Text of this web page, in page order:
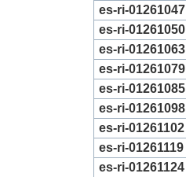
es-ri-01261047
es-ri-01261050
es-ri-01261063
es-ri-01261079
es-ri-01261085
es-ri-01261098
es-ri-01261102
es-ri-01261119
es-ri-01261124